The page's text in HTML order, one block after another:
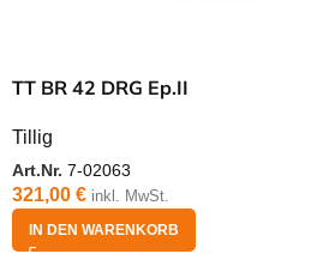
TT BR 42 DRG Ep.II
Tillig
Art.Nr. 7-02063
321,00 € inkl. MwSt.
IN DEN WARENKORB